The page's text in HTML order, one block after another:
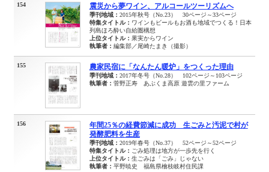
154 震災から夢ワイン、アルコールツーリズムへ
季刊地域： 2015年秋号（No.23） 30ページ～33ページ
特集タイトル： ワインもビールもお酒も地域でつくる！日本
列島ほろ酔い自給圏構想
上位タイトル： 果実からワイン
執筆者： 編集部／尾崎たまき（撮影）
155 農家民宿に「なんたん暖炉」をつくった理由
季刊地域： 2017年冬号（No.28） 102ページ～103ページ
執筆者： 菅野正寿 あぶくま高原 遊雲の里ファーム
156
年間25％の経費節減に成功 生ごみと汚泥で村が
発酵肥料を生産
季刊地域： 2019年春号（No.37） 52ページ～52ページ
特集タイトル： ごみ処理は地方が一歩先を行く
上位タイトル： 生ごみは「ごみ」じゃない
執筆者： 平野暁史 福島県檜枝岐村住民課